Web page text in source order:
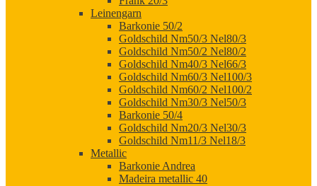
Leinengarn
Barkonie 50/2
Goldschild Nm50/3 Nel80/3
Goldschild Nm50/2 Nel80/2
Goldschild Nm40/3 Nel66/3
Goldschild Nm60/3 Nel100/3
Goldschild Nm60/2 Nel100/2
Goldschild Nm30/3 Nel50/3
Barkonie 50/4
Goldschild Nm20/3 Nel30/3
Goldschild Nm11/3 Nel18/3
Metallic
Barkonie Andrea
Madeira metallic 40